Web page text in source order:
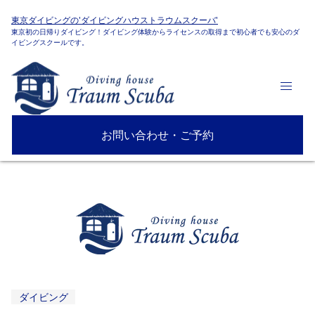
東京ダイビングの'ダイビングハウストラウムスクーバ'
東京初の日帰りダイビング！ダイビング体験からライセンスの取得まで初心者でも安心のダ
イビングスクールです。
お問い合わせ・ご予約
ダイビング